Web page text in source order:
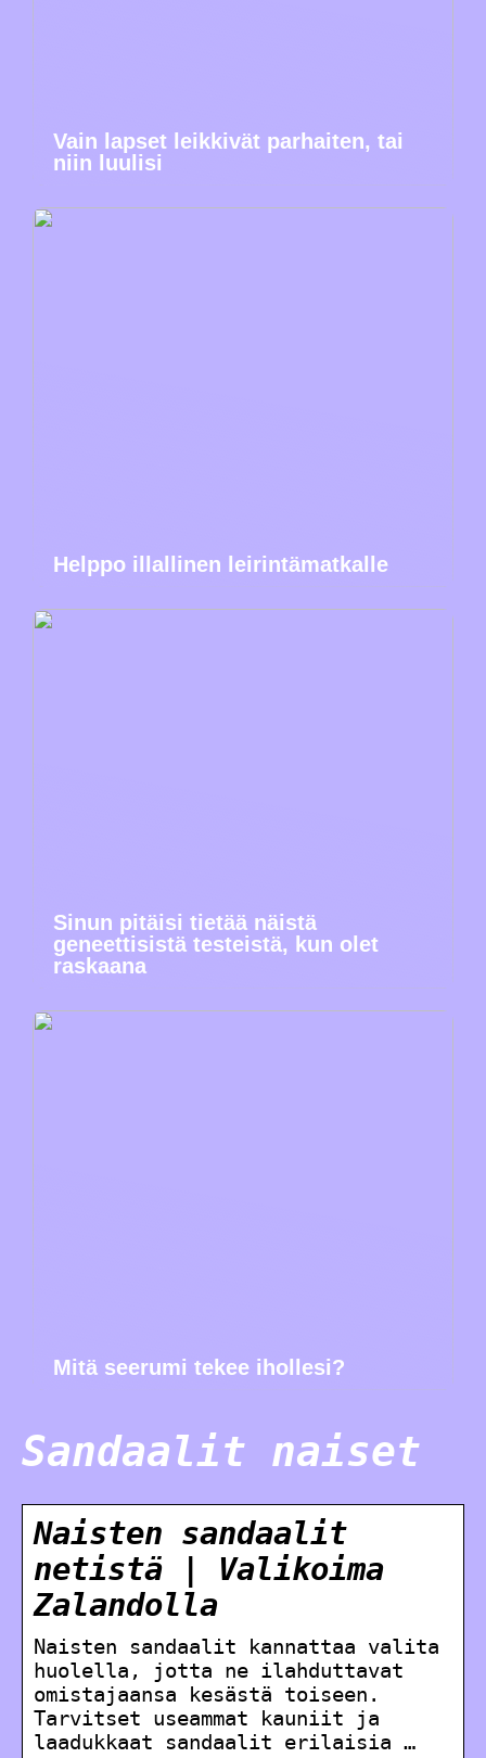
Vain lapset leikkivät parhaiten, tai
niin luulisi
Helppo illallinen leirintämatkalle
Sinun pitäisi tietää näistä
geneettisistä testeistä, kun olet
raskaana
Mitä seerumi tekee ihollesi?
Sandaalit naiset
Naisten sandaalit
netistä | Valikoima
Zalandolla
Naisten sandaalit kannattaa valita
huolella, jotta ne ilahduttavat
omistajaansa kesästä toiseen.
Tarvitset useammat kauniit ja
laadukkaat sandaalit erilaisia …